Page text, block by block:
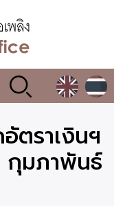
ตราเงินฯ
มภาพันธ์